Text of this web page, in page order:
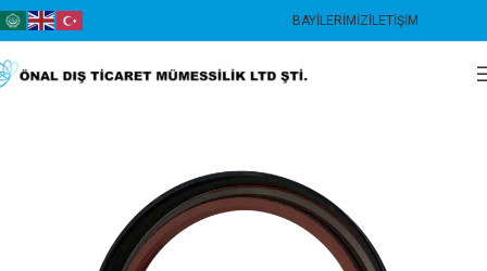
BAYILERIMIZİLETIŞIM